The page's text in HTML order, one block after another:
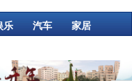
乐 汽车 家居